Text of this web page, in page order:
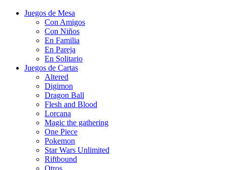
Juegos de Mesa
Con Amigos
Con Niños
En Familia
En Pareja
En Solitario
Juegos de Cartas
Altered
Digimon
Dragon Ball
Flesh and Blood
Lorcana
Magic the gathering
One Piece
Pokemon
Star Wars Unlimited
Riftbound
Otros